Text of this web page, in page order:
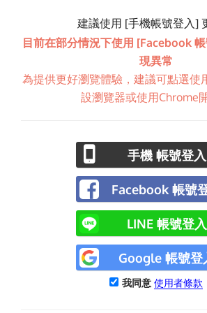
建議使用 [手機帳號登入]
目前在部分情況下使用 [Facebook
現異常
為提供更好瀏覽體驗，建議可點選使
設瀏覽器或使用Chrome開
手機 帳號登入
Facebook 帳號
LINE 帳號登入
Google 帳號登
我同意 使用者條款